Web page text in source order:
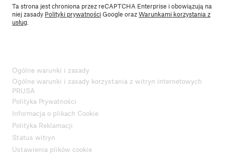
Ta strona jest chroniona przez reCAPTCHA Enterprise i obowiązują na
niej zasady Polityki prywatnościGoogle orazWarunkami korzystania z
usług
Ogólne warunki i zasady
Ogólne warunki i zasady korzystania z witryn internetowych
PRUSA
Polityka Prywatności
Informacja o plikach Cookie
Polityka Reklamacji
Status witryn
Ustawienia plików cookie